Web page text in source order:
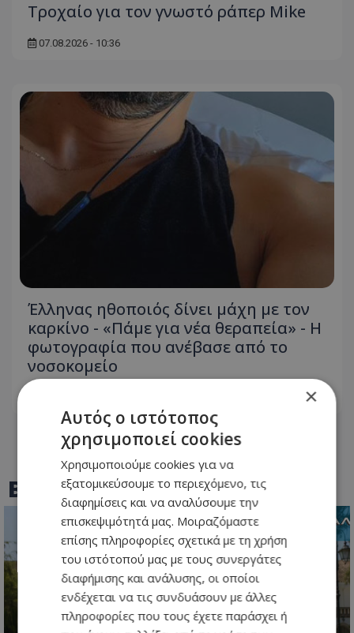
Τροχαίο για τον γνωστό ράπερ Mike
07.08.2026 - 10:36
Έλληνας ηθοποιός δίνει μάχη με τον
καρκίνο - «Πάμε για νέα θεραπεία» - Η
φωτογραφία που ανέβασε από το
νοσοκομείο
BEST OFTOTHEMAONLINE
×
Αυτός ο ιστότοπος
χρησιμοποιεί cookies
Χρησιμοποιούμε cookies για να
εξατομικεύσουμε το περιεχόμενο, τις
διαφημίσεις και να αναλύσουμε την
επισκεψιμότητά μας. Μοιραζόμαστε
επίσης πληροφορίες σχετικά με τη χρήση
του ιστότοπού μας με τους συνεργάτες
διαφήμισης και ανάλυσης, οι οποίοι
ενδέχεται να τις συνδυάσουν με άλλες
πληροφορίες που τους έχετε παράσχει ή